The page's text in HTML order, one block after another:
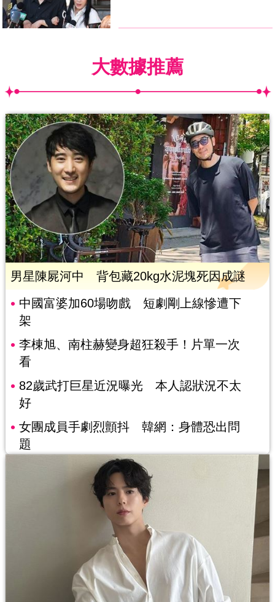
大數據推薦
男星陳屍河中 背包藏20kg水泥塊死因成謎
中國富婆加60場吻戲 短劇剛上線慘遭下
架
李棟旭、南柱赫變身超狂殺手！片單一次
看
82歲武打巨星近況曝光 本人認狀況不太
好
女團成員手劇烈顫抖 韓網：身體恐出問
題